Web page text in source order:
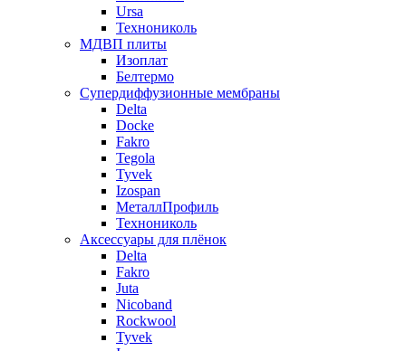
Ursa
Технониколь
МДВП плиты
Изоплат
Белтермо
Супердиффузионные мембраны
Delta
Docke
Fakro
Tegola
Tyvek
Izospan
МеталлПрофиль
Технониколь
Аксессуары для плёнок
Delta
Fakro
Juta
Nicoband
Rockwool
Tyvek